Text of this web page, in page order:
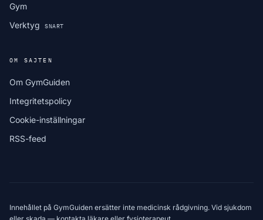
Gym
Verktyg
SNART
OM SAJTEN
Om GymGuiden
Integritetspolicy
Cookie-inställningar
RSS-feed
Innehållet på GymGuiden ersätter inte medicinsk rådgivning. Vid sjukdom